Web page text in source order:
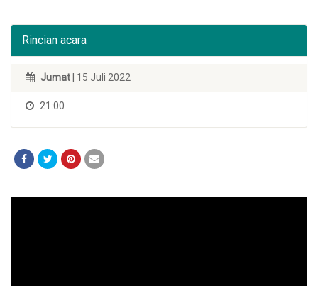
Rincian acara
Jumat | 15 Juli 2022
21:00